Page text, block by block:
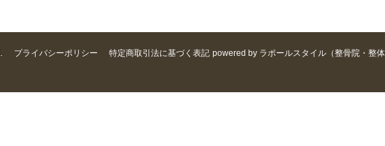
プライバシーポリシー 特定商取引法に基づく表記 powered by ラポールスタイル（整骨院・整体